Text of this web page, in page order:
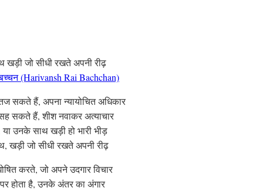
खड़ी जो सीधी रखते अपनी रीढ़
(Harivansh Rai Bachchan)
सकते हैं, अपना न्यायोचित अधिकार
सकते हैं, शीश नवाकर अत्याचार
उनके साथ खड़ी हो भारी भीड़
खड़ी जो सीधी रखते अपनी रीढ़
करते, जो अपने उदगार विचार
पर होता है, उनके अंतर का अंगार